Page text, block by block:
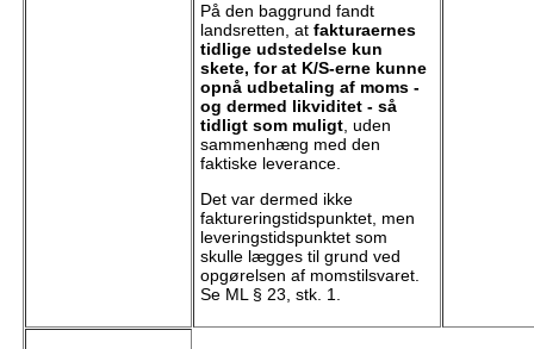
På den baggrund fandt
landsretten, at fakturaernes
tidlige udstedelse kun
skete, for at K/S-erne kunne
opnå udbetaling af moms -
og dermed likviditet - så
tidligt som muligt, uden
sammenhæng med den
faktiske leverance.
Det var dermed ikke
faktureringstidspunktet, men
leveringstidspunktet som
skulle lægges til grund ved
opgørelsen af momstilsvaret.
Se ML § 23, stk. 1.